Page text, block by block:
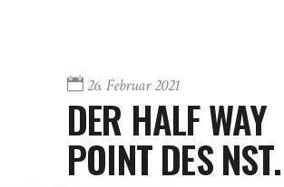
26. Februar 2021
DER HALF WAY
POINT DES NST.